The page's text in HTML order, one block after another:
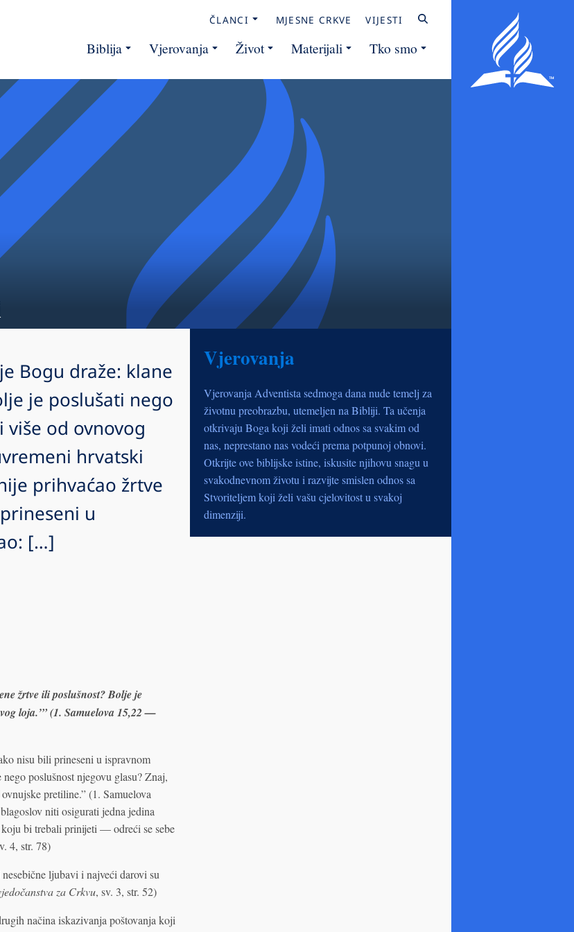
ČLANCI MJESNE CRKVE VIJESTI
Biblija Vjerovanja Život Materijali Tko smo
Bogu draže: klane
je poslušati nego
od ovnovog
hrvatski
prihvaćao žrtve
u
[…]
žrtve ili poslušnost? Bolje je
loja.’” (1. Samuelova 15,22 —
nisu bili prineseni u ispravnom
poslušnost njegovu glasu? Znaj,
pretiline.” (1. Samuelova
niti osigurati jedna jedina
bi trebali prinijeti — odreći se sebe
4, str. 78)
ljubavi i najveći darovi su
za Crkvu, sv. 3, str. 52)
načina iskazivanja poštovanja koji
Vjerovanja
Vjerovanja Adventista sedmoga dana nude temelj za
životnu preobrazbu, utemeljen na Bibliji. Ta učenja
otkrivaju Boga koji želi imati odnos sa svakim od
nas, neprestano nas vodeći prema potpunoj obnovi.
Otkrijte ove biblijske istine, iskusite njihovu snagu u
svakodnevnom životu i razvijte smislen odnos sa
Stvoriteljem koji želi vašu cjelovitost u svakoj
dimenziji.